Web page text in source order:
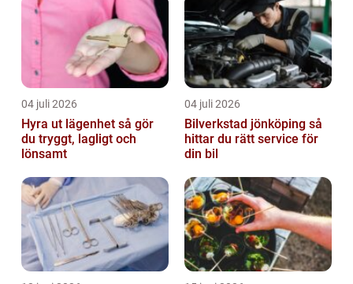
04 juli 2026
Hyra ut lägenhet så gör
du tryggt, lagligt och
lönsamt
04 juli 2026
Bilverkstad jönköping så
hittar du rätt service för
din bil